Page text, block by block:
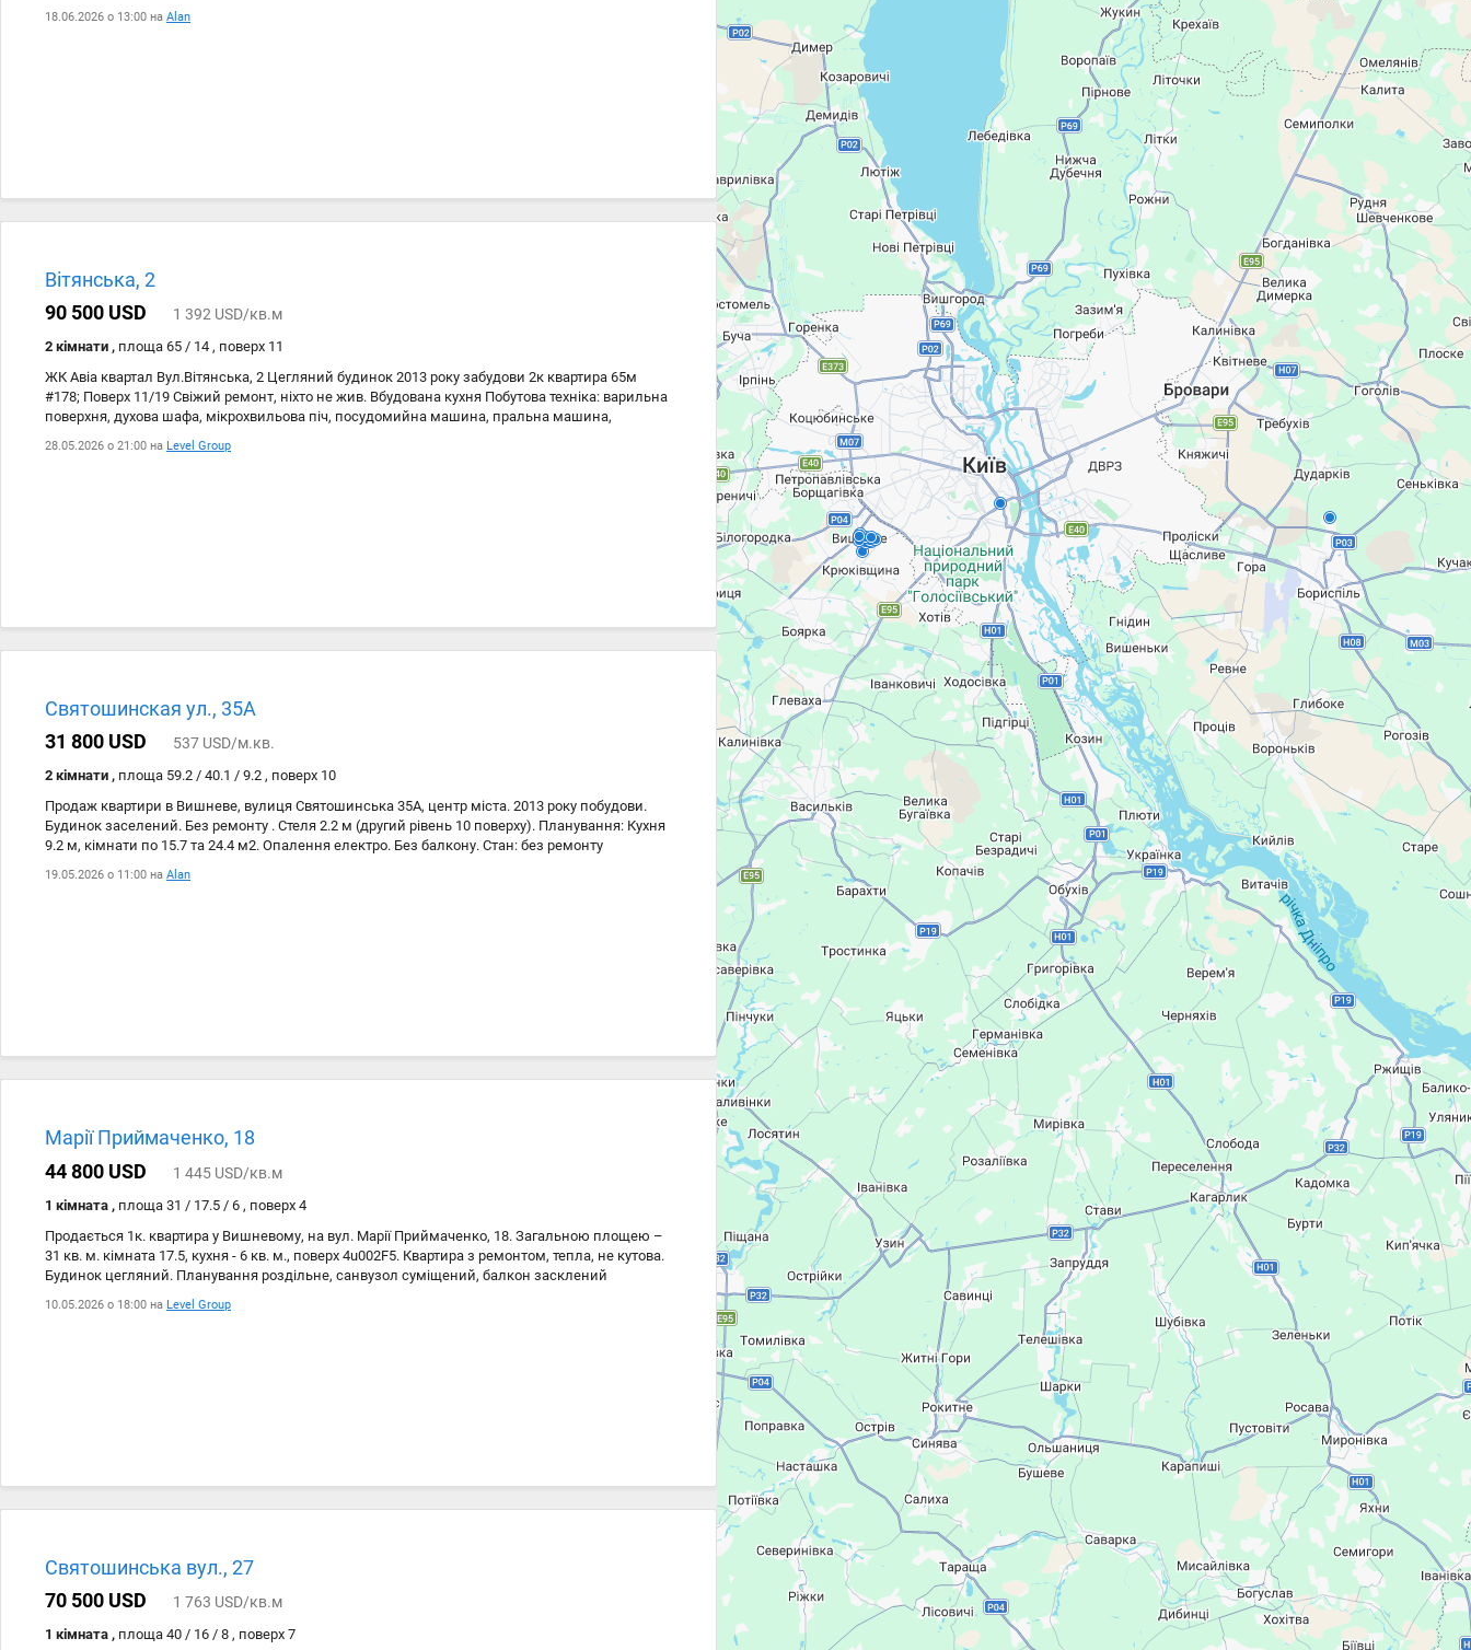
студія (35.8 м²) + санвузол (4.8 м²) Стеля: 2.6 м Стан: без ремонту можливість зробити під
себе Опалення: електричне (заведено 5.2 кВт) Без балкону Плюси: - ніхто не жив чистий
18.06.2026 о 13:00 на Alan
Вітянська, 2
90 500 USD
1 392 USD/кв.м
2 кімнати , площа 65 / 14 , поверх 11
ЖК Авіа квартал Вул.Вітянська, 2 Цегляний будинок 2013 року забудови 2к квартира 65м
#178; Поверх 11/19 Свіжий ремонт, ніхто не жив. Вбудована кухня Побутова техніка: варильна
поверхня, духова шафа, мікрохвильова піч, посудомийна машина, пральна машина,
холодильник, бойлер. Гардеробна. Великий балкон засклений, можна зробити кабінет.
28.05.2026 о 21:00 на Level Group
Святошинская ул., 35А
31 800 USD
537 USD/м.кв.
2 кімнати , площа 59.2 / 40.1 / 9.2 , поверх 10
Продаж квартири в Вишневе, вулиця Святошинська 35А, центр міста. 2013 року побудови.
Будинок заселений. Без ремонту . Стеля 2.2 м (другий рівень 10 поверху). Планування: Кухня
9.2 м, кімнати по 15.7 та 24.4 м2. Опалення електро. Без балкону. Стан: без ремонту
можливість зробити під себе Заведено 5.2 кВт. Плюси: - ніхто не жив чистий старт для
ремонту - гарний варіант під оренду. - компактні комунальні витрати Локація топ для
19.05.2026 о 11:00 на Alan
Марії Приймаченко, 18
44 800 USD
1 445 USD/кв.м
1 кімната , площа 31 / 17.5 / 6 , поверх 4
Продається 1к. квартира у Вишневому, на вул. Марії Приймаченко, 18. Загальною площею –
31 кв. м. кімната 17.5, кухня - 6 кв. м., поверх 4u002F5. Квартира з ремонтом, тепла, не кутова.
Будинок цегляний. Планування роздільне, санвузол суміщений, балкон засклений
газифікований, цегляний. Чистий підїзд, У квартирі залишається вся техніка та меблі за
10.05.2026 о 18:00 на Level Group
Святошинська вул., 27
70 500 USD
1 763 USD/кв.м
1 кімната , площа 40 / 16 / 8 , поверх 7